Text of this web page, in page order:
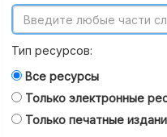
Тип ресурсов:
Все ресурсы
Только электронные
Только печатные